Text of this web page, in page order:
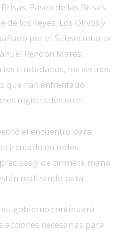
Paseo de las Brisas,
de los Reyes, Los Olivos y
por el Subsecretario
Rendón Mares.
ciudadanos, los vecinos
que han enfrentado
registrados en el
el encuentro para
circulado en redes
y de primera mano
realizando para
gobierno continuará
acciones necesarias para